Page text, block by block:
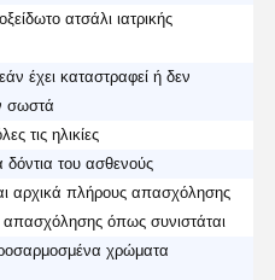
ατσάλι ιατρικής
έχει καταστραφεί ή δεν
σωστά
τις ηλικίες
του ασθενούς
αρχικά πλήρους απασχόλησης
απασχόλησης όπως συνιστάται
χρώματα